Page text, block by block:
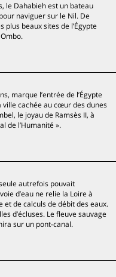
le Dahabieh est un bateau
naviguer sur le Nil. De
beaux sites de l’Égypte
marque l’entrée de l’Égypte
ville cachée au cœur des dunes
le joyau de Ramsès II, à
de l’Humanité ».
autrefois pouvait
d’eau ne relie la Loire à
et de calculs de débit des eaux.
d’écluses. Le fleuve sauvage
sur un pont-canal.